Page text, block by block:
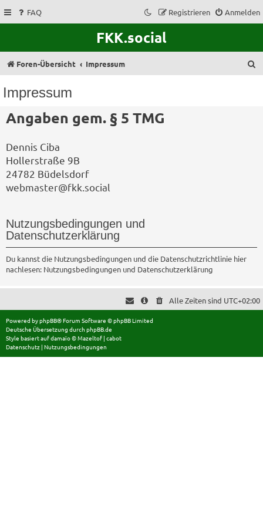
FAQ Anmelden
Registrieren
FKK.social
Foren-Übersicht Impressum
Impressum
Angaben gem. § 5 TMG
Dennis Ciba
Hollerstraße 9B
24782 Büdelsdorf
webmaster@fkk.social
Nutzungsbedingungen und
Datenschutzerklärung
Du kannst die Nutzungsbedingungen und die Datenschutzrichtlinie hier
nachlesen: Nutzungsbedingungen und Datenschutzerklärung
Alle Zeiten sind UTC+02:00
Powered byphpBB® Forum Software © phpBB Limited
Deutsche Übersetzung durch phpBB.de
Style basiert aufdamaïo ©Mazeltof | cabot
Datenschutz | Nutzungsbedingungen